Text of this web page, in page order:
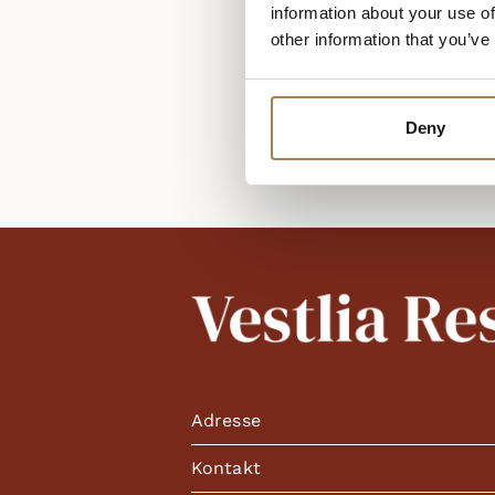
information about your use
other information that
Deny
Adresse
Kontakt